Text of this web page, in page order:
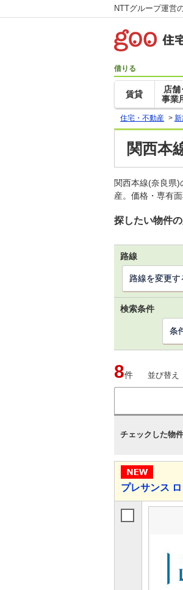
NTTグループ運営
借りる
賃貸
店舗･
事業
住宅・不動産 > 新
関西本
関西本線(奈良県
産。価格・専有
探したい物件
路線
路線を変更す
検索条件
条
8件 並び替え
チェックした物
プレサンス